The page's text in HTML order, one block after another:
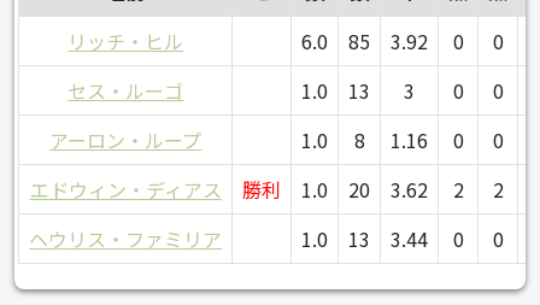
リッチ・ヒル
6.0 85 3.92 0 0
セス・ルーゴ
1.0 13 3 0 0
アーロン・ループ
1.0 8 1.16 0 0
エドウィン・ディアス
勝利 1.0 20 3.62 2 2
ヘウリス・ファミリア
1.0 13 3.44 0 0